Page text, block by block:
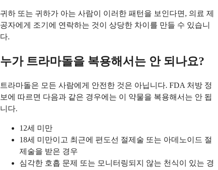
귀하 또는 귀하가 아는 사람이 이러한 패턴을 보인다면, 의료 제
공자에게 조기에 연락하는 것이 상당한 차이를 만들 수 있습니
다.
누가 트라마돌을 복용해서는 안 되나요?
트라마돌은 모든 사람에게 안전한 것은 아닙니다. FDA 처방 정
보에 따르면 다음과 같은 경우에는 이 약물을 복용해서는 안 됩
니다.
12세 미만
18세 미만이고 최근에 편도선 절제술 또는 아데노이드 절
제술을 받은 경우
심각한 호흡 문제 또는 모니터링되지 않는 천식이 있는 경